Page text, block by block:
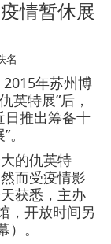
情暂休展
名
年苏州博
英特展”后，
日推出筹备十
的仇英特
而受疫情影
获悉，主办
，开放时间另
。